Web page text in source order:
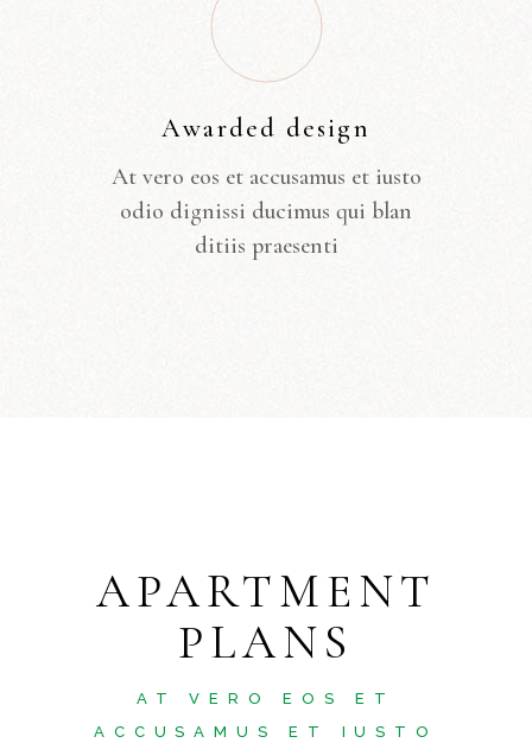
Awarded design
At vero eos et accusamus et iusto
odio dignissi ducimus qui blan
ditiis praesenti
APARTMENT
PLANS
AT VERO EOS ET
ACCUSAMUS ET IUSTO